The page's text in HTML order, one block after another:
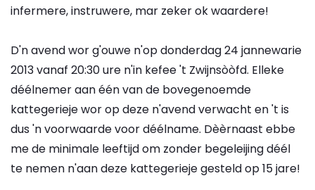
infermere, instruwere, mar zeker ok waardere!
D'n avend wor g'ouwe n'op donderdag 24 jannewarie
2013 vanaf 20:30 ure n'in kefee 't Zwijnsòòfd. Elleke
déélnemer aan één van de bovegenoemde
kattegerieje wor op deze n'avend verwacht en 't is
dus 'n voorwaarde voor déélname. Dèèrnaast ebbe
me de minimale leeftijd om zonder begeleijing déél
te nemen n'aan deze kattegerieje gesteld op 15 jare!